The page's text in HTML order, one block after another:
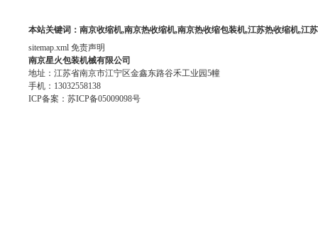
本站关键词：南京收缩机,南京热收缩机,南京热收缩包装机,江苏热收缩机,江
sitemap.xml 免责声明
南京星火包装机械有限公司
地址：江苏省南京市江宁区金鑫东路谷禾工业园5幢
手机：13032558138
ICP备案： 苏ICP备05009098号